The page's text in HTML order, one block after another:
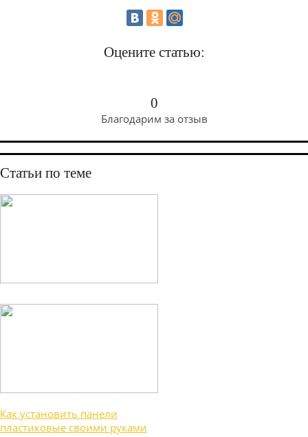
Оцените статью:
0
Благодарим за отзыв
Статьи по теме
Как установить панели
пластиковые своими руками